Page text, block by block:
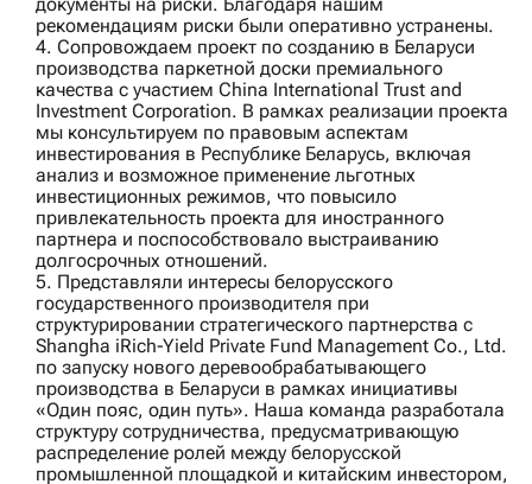
документы на риски. Благодаря нашим
рекомендациям риски были оперативно устранены.
4. Сопровождаем проект по созданию в Беларуси
производства паркетной доски премиального
качества с участием China International Trust and
Investment Corporation. В рамках реализации проекта
мы консультируем по правовым аспектам
инвестирования в Республике Беларусь, включая
анализ и возможное применение льготных
инвестиционных режимов, что повысило
привлекательность проекта для иностранного
партнера и поспособствовало выстраиванию
долгосрочных отношений.
5. Представляли интересы белорусского
государственного производителя при
структурировании стратегического партнерства с
Shangha iRich‑Yield Private Fund Management Co., Ltd.
по запуску нового деревообрабатывающего
производства в Беларуси в рамках инициативы
«Один пояс, один путь». Наша команда разработала
структуру сотрудничества, предусматривающую
распределение ролей между белорусской
промышленной площадкой и китайским инвестором,